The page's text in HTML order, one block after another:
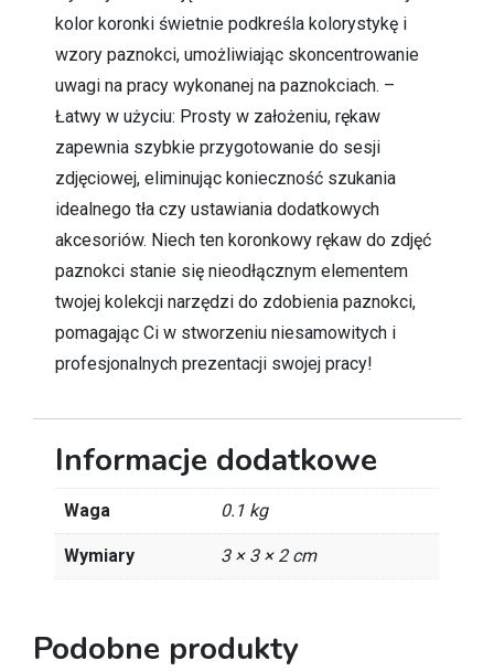
kolor koronki świetnie podkreśla kolorystykę i
wzory paznokci, umożliwiając skoncentrowanie
uwagi na pracy wykonanej na paznokciach. –
Łatwy w użyciu: Prosty w założeniu, rękaw
zapewnia szybkie przygotowanie do sesji
zdjęciowej, eliminując konieczność szukania
idealnego tła czy ustawiania dodatkowych
akcesoriów. Niech ten koronkowy rękaw do zdjęć
paznokci stanie się nieodłącznym elementem
twojej kolekcji narzędzi do zdobienia paznokci,
pomagając Ci w stworzeniu niesamowitych i
profesjonalnych prezentacji swojej pracy!
Informacje dodatkowe
Waga 0.1 kg
Wymiary 3 × 3 × 2 cm
Podobne produkty